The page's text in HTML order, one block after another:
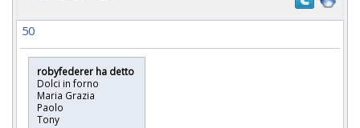
50
robyfederer ha detto
Dolci in forno
Maria Grazia
Paolo
Tony